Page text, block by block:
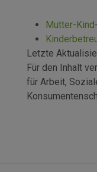
Mutter-
Letzte
Für den Inhalt
für Arbeit,